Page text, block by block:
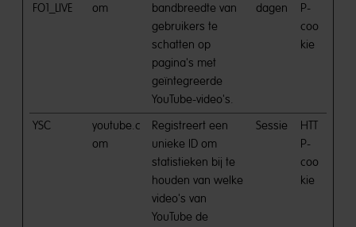
FO1_LIVE
om
bandbreedte van
gebruikers te
schatten op
pagina's met
geïntegreerde
YouTube-video's.
dagen
P-
coo
kie
YSC
youtube.c
om
Registreert een
unieke ID om
statistieken bij te
houden van welke
video's van
YouTube de
Sessie
HTT
P-
coo
kie